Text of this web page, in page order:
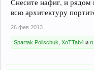
Снесите нафиг, и рядом
всю архитектуру
26 фев 2013
Spartak Polischuk XoTTab4 и